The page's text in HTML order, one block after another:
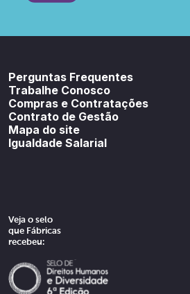
Perguntas Frequentes
Trabalhe Conosco
Compras e Contratações
Contrato de Gestão
Mapa do site
Igualdade Salarial
Veja o selo
que Fábricas
recebeu: